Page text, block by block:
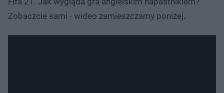
Zobaczcie sami - wideo zamieszczamy poniżej.